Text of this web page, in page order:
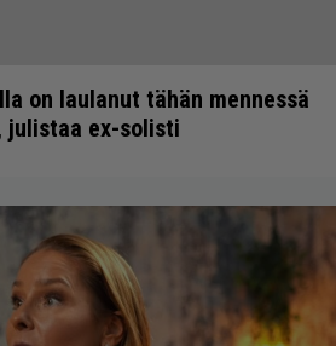
on laulanut tähän mennessä
julistaa ex-solisti